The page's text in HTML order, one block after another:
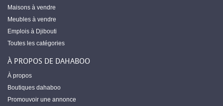
Maisons à vendre
Meubles à vendre
Emplois à Djibouti
Toutes les catégories
À PROPOS DE DAHABOO
À propos
Boutiques dahaboo
Promouvoir une annonce